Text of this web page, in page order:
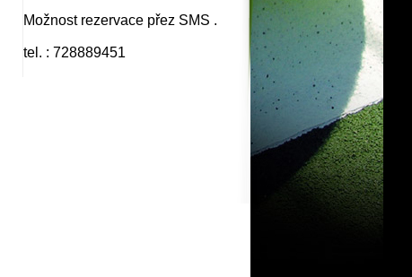
Možnost rezervace přez SMS .
tel. : 728889451